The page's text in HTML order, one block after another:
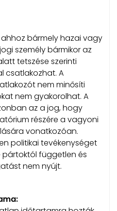
bármely hazai vagy
személy bármikor az
tetszése szerinti
csatlakozhat. A
nem minősíti
nem gyakorolhat. A
az a jog, hogy
részére a vagyoni
vonatkozóan.
politikai tevékenységet
független és
nem nyújt.